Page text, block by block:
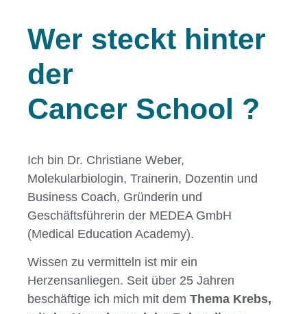
Wer steckt hinter
der
Cancer School ?
Ich bin Dr. Christiane Weber,
Molekularbiologin, Trainerin, Dozentin und
Business Coach, Gründerin und
Geschäftsführerin der MEDEA GmbH
(Medical Education Academy).
Wissen zu vermitteln ist mir ein
Herzensanliegen. Seit über 25 Jahren
beschäftige ich mich mit dem Thema Krebs,